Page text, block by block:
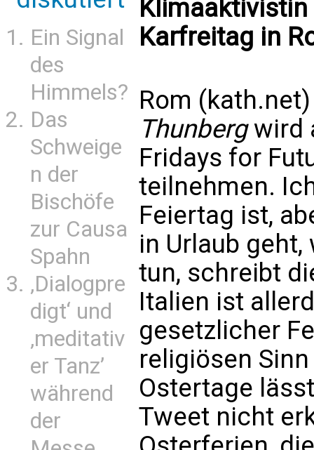
Ein Signal
des
Himmels?
Das
Schweige
n der
Bischöfe
zur Causa
Spahn
‚Dialogpre
digt‘ und
‚meditativ
er Tanz’
während
der
Karfreitag in
Rom
Thunbergwird
Fridays for
teilnehmen.
Feiertag ist,
in Urlaub
tun, schreibt
Italien ist
gesetzlicher
religiösen
Ostertage
Tweet nicht